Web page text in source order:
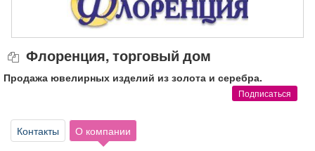
Транспорт Компании
Проекты
Флоренция, торговый дом
Продажа ювелирных изделий из золота и серебра.
Подписаться
Контакты О компании